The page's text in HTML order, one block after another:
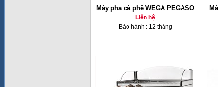
Máy pha cà phê WEGA PEGASO
Liên hệ
Bảo hành : 12 tháng